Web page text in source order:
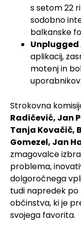
s setom 22
sodobno
balkanske
Unplugged
aplikacij,
motenj in
uporabnikov.
Strokovna
Radičević, Jan
Tanja Kovačič,
Gomezel, Jan
zmagovalce
problema,
dolgoročnega
tudi napredek
občinstva, ki je
svojega favorita.